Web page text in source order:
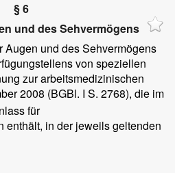
§ 6
und des Sehvermögens
Augen und des Sehvermögens
von speziellen
zur arbeitsmedizinischen
2008 (BGBl. I S. 2768), die im
für
enthält, in der jeweils geltenden